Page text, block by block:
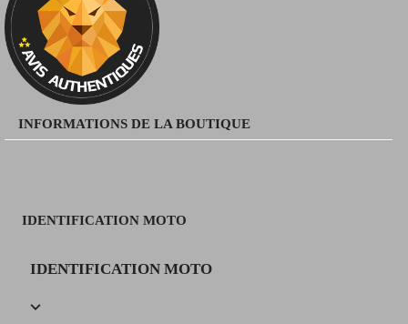
INFORMATIONS DE LA BOUTIQUE
IDENTIFICATION MOTO
IDENTIFICATION MOTO
